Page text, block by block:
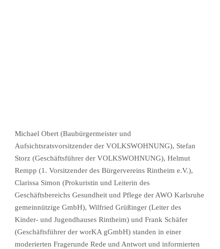
Michael Obert (Baubürgermeister und
Aufsichtsratsvorsitzender der VOLKSWOHNUNG), Stefan
Storz (Geschäftsführer der VOLKSWOHNUNG), Helmut
Rempp (1. Vorsitzender des Bürgervereins Rintheim e.V.),
Clarissa Simon (Prokuristin und Leiterin des
Geschäftsbereichs Gesundheit und Pflege der AWO Karlsruhe
gemeinnützige GmbH), Wilfried Grüßinger (Leiter des
Kinder- und Jugendhauses Rintheim) und Frank Schäfer
(Geschäftsführer der worKA gGmbH) standen in einer
moderierten Fragerunde Rede und Antwort und informierten